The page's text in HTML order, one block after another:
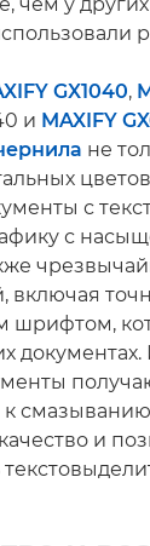
GX1040,
и MAXIFY
не
с
с
включая
шрифтом,
и